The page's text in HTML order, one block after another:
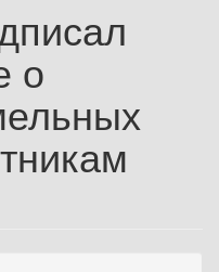
о